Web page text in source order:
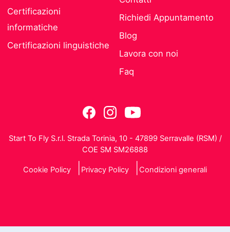
Certificazioni
informatiche
Certificazioni linguistiche
Richiedi Appuntamento
Blog
Lavora con noi
Faq
Start To Fly S.r.l. Strada Torinia, 10 - 47899 Serravalle (RSM) /
COE SM SM26888
Cookie Policy Privacy Policy Condizioni generali